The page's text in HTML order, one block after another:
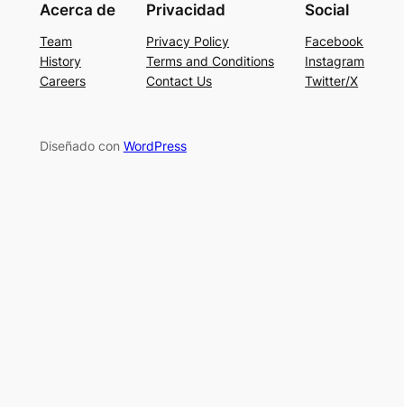
Acerca de
Team
History
Careers
Privacidad
Privacy Policy
Terms and Conditions
Contact Us
Social
Facebook
Instagram
Twitter/X
Diseñado con WordPress